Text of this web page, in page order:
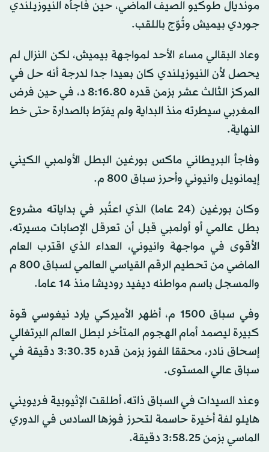
مونديال طوكيو الصيف الماضي، حين فاجأه النيوزيلندي
جوردي بيميش وتُوّج باللقب.
وعاد البقالي مساء الأحد لمواجهة بيميش، لكن النزال لم
يحصل لأن النيوزيلندي كان بعيدا جدا لدرجة أنه حل في
المركز الثالث عشر بزمن قدره 8:16.80 د، في حين فرض
المغربي سيطرته منذ البداية ولم يفرّط بالصدارة حتى خط
النهاية.
وفاجأ البريطاني ماكس بورغين البطل الأولمبي الكيني
إيمانويل وانيوني وأحرز سباق 800 م.
وكان بورغين (24 عاما) الذي اعتُبر في بداياته مشروع
بطل عالمي أو أولمبي قبل أن تعرقل الإصابات مسيرته،
الأقوى في مواجهة وانيوني، العداء الذي اقترب العام
الماضي من تحطيم الرقم القياسي العالمي لسباق 800 م
والمسجل باسم مواطنه ديفيد روديشا منذ 14 عاما.
وفي سباق 1500 م، أظهر الأميركي يارد نيغوسي قوة
كبيرة ليصمد أمام الهجوم المتأخر لبطل العالم البرتغالي
إسحاق نادر، محققا الفوز بزمن قدره 3:30.35 دقيقة في
سباق عالي المستوى.
وعند السيدات في السباق ذاته، أطلقت الإثيوبية فريويني
هايلو لفة أخيرة حاسمة لتحرز فوزها السادس في الدوري
الماسي بزمن 3:58.25 دقيقة.